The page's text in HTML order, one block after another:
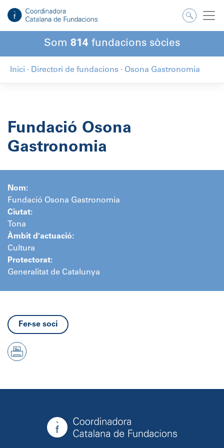
contingut
Som 814 fundacions sòcies
Inici · Directori de fundacions · Osona Gastronomia
Fundació Osona
Gastronomia
Nom:
Fundació Osona Gastronomia
Ciutat:
Tona
Àmbit d'actuació:
Cultura
Protectorat:
Generalitat de Catalunya
Fer-se soci